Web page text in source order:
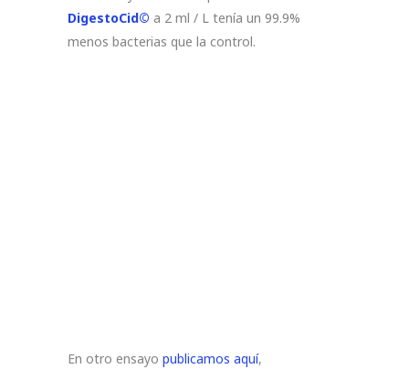
DigestoCid© a 2 ml / L tenía un 99.9%
menos bacterias que la control.
En otro ensayo publicamos aquí,